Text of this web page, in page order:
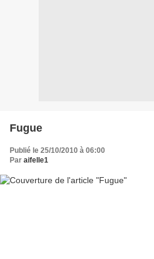
Fugue
Publié le 25/10/2010 à 06:00
Par aifelle1